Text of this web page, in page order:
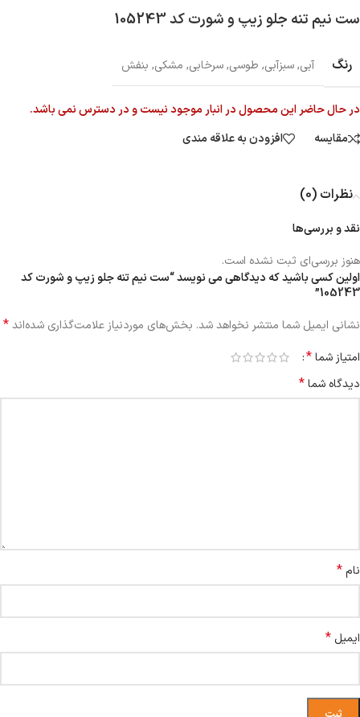
ست نیم تنه جلو زیپ و شورت کد 105243
رنگ آبی,سبزآبی, طوسی,سرخابی, مشکی, بنفش
در حال حاضر این محصول در انبار موجود نیست و در دسترس نمی باشد.
مقایسه
افزودن به علاقه مندی
نظرات (0)
نقد و بررسی‌ها
هنوز بررسی‌ای ثبت نشده است.
اولین کسی باشید که دیدگاهی می نویسد “ست نیم تنه جلو زیپ و شورت کد
105243”
نشانی ایمیل شما منتشر نخواهد شد. بخش‌های موردنیاز علامت‌گذاری شده‌اند*
امتیاز شما*
دیدگاه شما*
نام*
ایمیل *